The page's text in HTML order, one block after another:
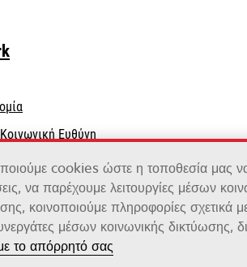
Ευθύνη
a
new
tab
Lexmark International, Inc., μια εταιρεία της Xerox
Με την επιφύλαξη παντός δικαιώματος.
cookies ώστε η τοποθεσία μας να
να παρέχουμε λειτουργίες μέσων
κοινοποιούμε πληροφορίες
μέσων κοινωνικής δικτύωσης,
το απόρρητό σας